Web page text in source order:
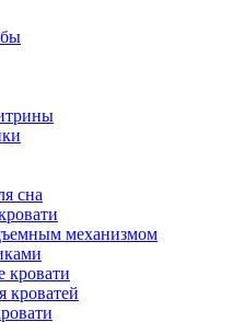
сна
механизмом
кровати
кроватей